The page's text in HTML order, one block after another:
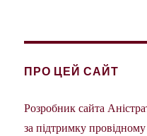
ПРО ЦЕЙ САЙТ
Розробник сайта
за підтримку